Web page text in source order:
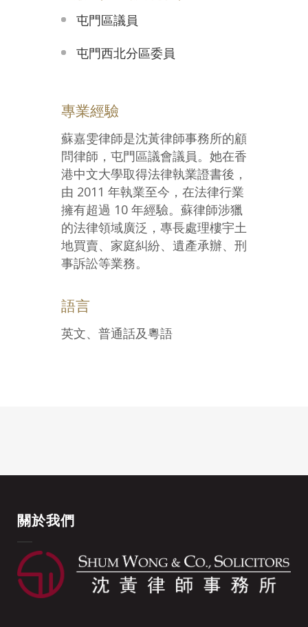
屯門區議員
屯門西北分區委員
專業經驗
蘇嘉雯律師是沈黃律師事務所的顧
問律師，屯門區議會議員。她在香
港中文大學取得法律執業證書後，
由 2011 年執業至今，在法律行業
擁有超過 10 年經驗。蘇律師涉獵
的法律領域廣泛，專長處理樓宇土
地買賣、家庭糾紛、遺產承辦、刑
事訴訟等業務。
語言
英文、普通話及粵語
關於我們